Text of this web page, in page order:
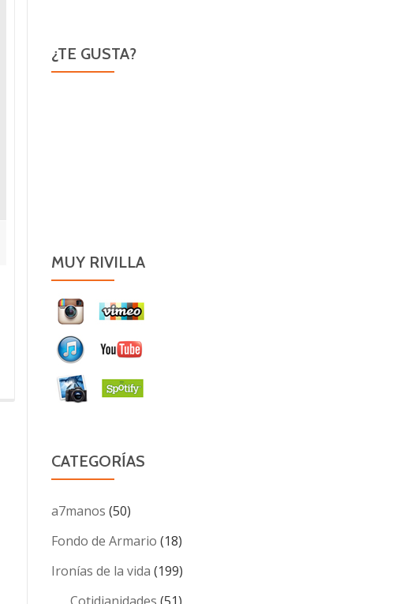
¿TE GUSTA?
MUY RIVILLA
CATEGORÍAS
a7manos (50)
Fondo de Armario (18)
Ironías de la vida (199)